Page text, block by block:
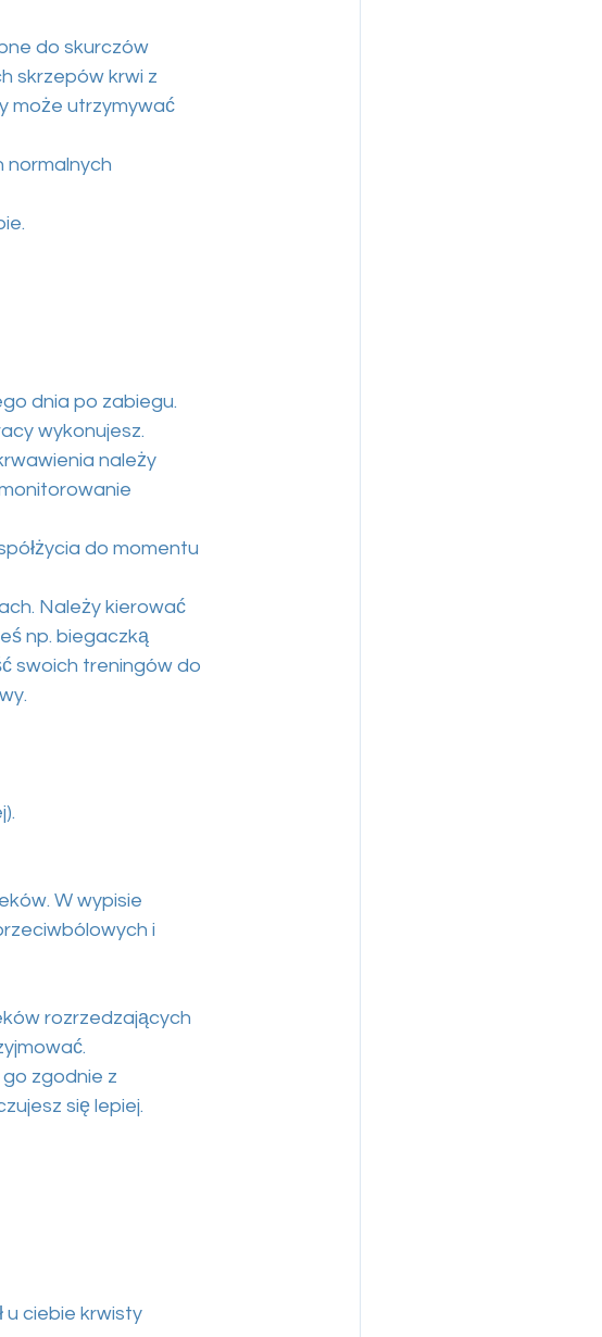
do skurczów
skrzepów krwi z
może utrzymywać
normalnych
dnia po zabiegu.
wykonujesz.
należy
do momentu
Należy kierować
np. biegaczką
swoich treningów do
W wypisie
i
rozrzedzających
zgodnie z
się lepiej.
u ciebie krwisty